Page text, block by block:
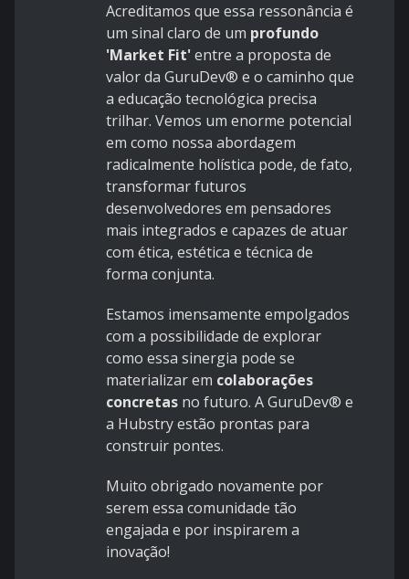
Acreditamos que essa ressonância é
um sinal claro de um profundo
'Market Fit'entre a proposta de
valor da GuruDev® e o caminho que
a educação tecnológica precisa
trilhar. Vemos um enorme potencial
em como nossa abordagem
radicalmente holística pode, de fato,
transformar futuros
desenvolvedores em pensadores
mais integrados e capazes de atuar
com ética, estética e técnica de
forma conjunta.
Estamos imensamente empolgados
com a possibilidade de explorar
como essa sinergia pode se
materializar em colaborações
concretas no futuro. A GuruDev® e
a Hubstry estão prontas para
construir pontes.
Muito obrigado novamente por
serem essa comunidade tão
engajada e por inspirarem a
inovação!